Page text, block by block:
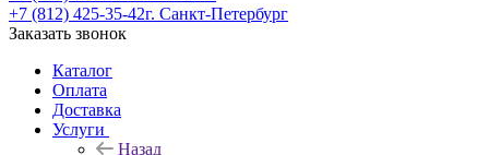
+7 (812) 425-35-42г. Санкт-Петербург
Заказать звонок
Каталог
Оплата
Доставка
Услуги
Назад